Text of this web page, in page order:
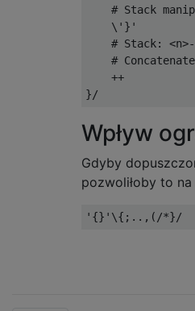
# Stack
    \'}'
# Stack:
#
    ++
Wpływ
Gdyby
pozwoliłoby to